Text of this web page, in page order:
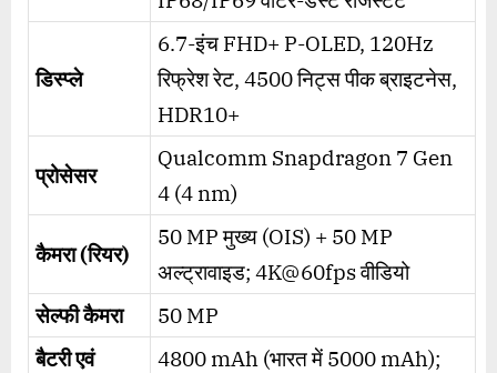
डिस्प्ले
6.7-इंच FHD+ P-OLED, 120Hz
रिफ्रेश रेट, 4500 निट्स पीक ब्राइटनेस,
HDR10+
प्रोसेसर
Qualcomm Snapdragon 7 Gen
4 (4 nm)
कैमरा (रियर)
50 MP मुख्य (OIS) + 50 MP
अल्ट्रावाइड; 4K@60fps वीडियो
सेल्फी कैमरा
50 MP
बैटरी एवं
4800 mAh (भारत में 5000 mAh);